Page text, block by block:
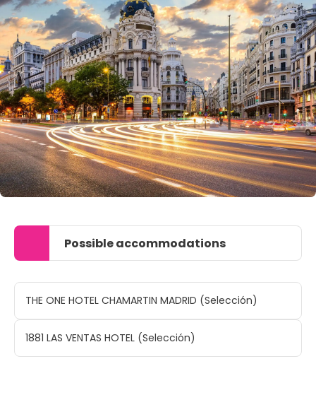
Possible accommodations
THE ONE HOTEL CHAMARTIN MADRID (Selección)
1881 LAS VENTAS HOTEL (Selección)